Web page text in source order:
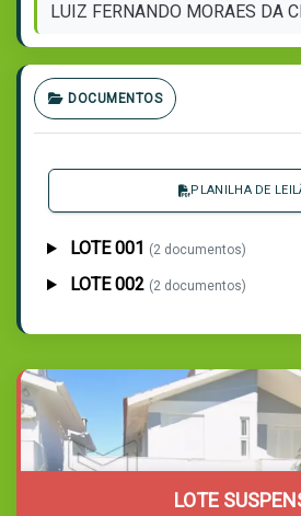
LUIZ FERNANDO MORAES DA
DOCUMENTOS
PLANILHA DE
LOTE 001 (2 documentos)
LOTE 002 (2 documentos)
LOTE